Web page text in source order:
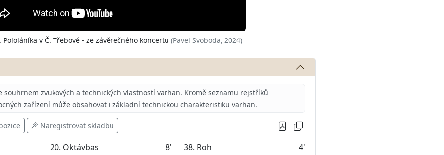
Pololáníka v Č. Třebové - ze závěrečného koncertu (Pavel Svoboda, 2024)
souhrnem zvukových a technických vlastností varhan. Kromě seznamu rejstříků
zařízení může obsahovat i základní technickou charakteristiku varhan.
Naregistrovat skladbu
20. Oktávbas
8'
38. Roh
4'